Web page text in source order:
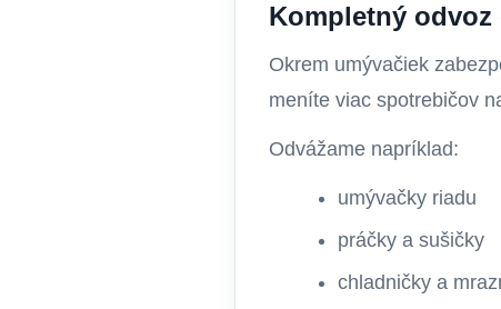
Kompletný
Okrem umývačiek
meníte viac spotrebičov
Odvážame napríklad:
umývačky riadu
práčky a sušičky
chladničky a